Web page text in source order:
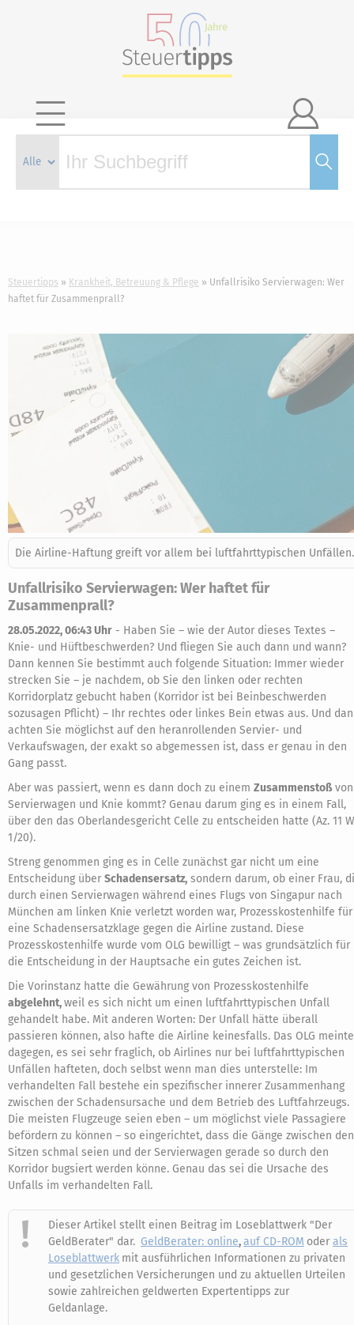

Steuertipps Krankheit, Betreuung & Pflege
Unfallrisiko Servierwagen: Wer
haftet für Zusammenprall?
Die Airline-Haftung greift vor allem bei luftfahrttypischen Unfällen.
Unfallrisiko Servierwagen: Wer haftet für
Zusammenprall?
28.05.2022, 06:43 Uhr - Haben Sie – wie der Autor dieses Textes –
Knie- und Hüftbeschwerden? Und fliegen Sie auch dann und wann?
Dann kennen Sie bestimmt auch folgende Situation: Immer wieder
strecken Sie – je nachdem, ob Sie den linken oder rechten
Korridorplatz gebucht haben (Korridor ist bei Beinbeschwerden
sozusagen Pflicht) – Ihr rechtes oder linkes Bein etwas aus. Und
achten Sie möglichst auf den heranrollenden Servier- und
Verkaufswagen, der exakt so abgemessen ist, dass er genau in den
Gang passt.
Aber was passiert, wenn es dann doch zu einem Zusammenstoßvon
Servierwagen und Knie kommt? Genau darum ging es in einem Fall,
über den das Oberlandesgericht Celle zu entscheiden hatte (Az. 11 W
1/20).
Streng genommen ging es in Celle zunächst gar nicht um eine
Entscheidung über Schadensersatz, sondern darum, ob einer Frau,
durch einen Servierwagen während eines Flugs von Singapur nach
München am linken Knie verletzt worden war, Prozesskostenhilfe für
eine Schadensersatzklage gegen die Airline zustand. Diese
Prozesskostenhilfe wurde vom OLG bewilligt – was grundsätzlich für
die Entscheidung in der Hauptsache ein gutes Zeichen ist.
Die Vorinstanz hatte die Gewährung von Prozesskostenhilfe
abgelehnt,weil es sich nicht um einen luftfahrttypischen Unfall
gehandelt habe. Mit anderen Worten: Der Unfall hätte überall
passieren können, also hafte die Airline keinesfalls. Das OLG meinte
dagegen, es sei sehr fraglich, ob Airlines nur bei luftfahrttypischen
Unfällen hafteten, doch selbst wenn man dies unterstelle: Im
verhandelten Fall bestehe ein spezifischer innerer Zusammenhang
zwischen der Schadensursache und dem Betrieb des Luftfahrzeugs.
Die meisten Flugzeuge seien eben – um möglichst viele Passagiere
befördern zu können – so eingerichtet, dass die Gänge zwischen den
Sitzen schmal seien und der Servierwagen gerade so durch den
Korridor bugsiert werden könne. Genau das sei die Ursache des
Unfalls im verhandelten Fall.
Dieser Artikel stellt einen Beitrag im Loseblattwerk "Der
GeldBerater" dar. GeldBerater: online,auf CD-ROM oder als
Loseblattwerk mit ausführlichen Informationen zu privaten
und gesetzlichen Versicherungen und zu aktuellen Urteilen
sowie zahlreichen geldwerten Expertentipps zur
Geldanlage.